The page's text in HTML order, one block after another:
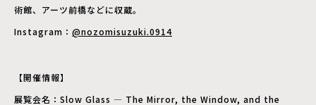
術館、アーツ前橋などに収蔵。
Instagram： @nozomisuzuki.0914
【開催情報】
展覧会名：Slow Glass — The Mirror, the Window, and the